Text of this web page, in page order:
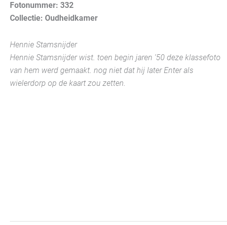
Fotonummer: 332
Collectie: Oudheidkamer
Hennie Stamsnijder
Hennie Stamsnijder wist. toen begin jaren ’50 deze klassefoto
van hem werd gemaakt. nog niet dat hij later Enter als
wielerdorp op de kaart zou zetten.